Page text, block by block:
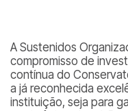
A Sustenidos
compromisso de
contínua do
a já reconhecida
instituição, seja para